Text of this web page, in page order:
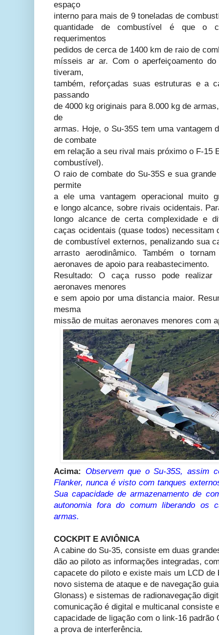
espaço
interno para mais de 9 toneladas de
quantidade de combustível é que o
requerimentos
pedidos de cerca de 1400 km de raio de
mísseis ar ar. Com o aperfeiçoamento
tiveram,
também, reforçadas suas estruturas e a
passando
de 4000 kg originais para 8.000 kg de
de
armas. Hoje, o Su-35S tem uma vantagem
de combate
em relação a seu rival mais próximo o F-15
combustível).
O raio de combate do Su-35S e sua
permite
a ele uma vantagem operacional muito
e longo alcance, sobre rivais ocidentais.
longo alcance de certa complexidade e
caças ocidentais (quase todos) necessitam
de combustível externos, penalizando sua
arrasto aerodinâmico. Também o
aeronaves de apoio para reabastecimento.
Resultado: O caça russo pode
aeronaves menores
e sem apoio por uma distancia maior.
mesma
missão de muitas aeronaves menores com
Acima:
Observem que o Su-35S, assim
Flanker, nunca é visto com tanques
Sua capacidade de armazenamento de
autonomia fora do comum liberando os
armas.
COCKPIT E AVIÔNICA
A cabine do Su-35, consiste em duas
dão ao piloto as informações integradas,
capacete do piloto e existe mais um LCD de
novo sistema de ataque e de navegação
Glonass) e sistemas de radionavegação
comunicação é digital e multicanal consiste
capacidade de ligação com o link-16 padrão
a prova de interferência.